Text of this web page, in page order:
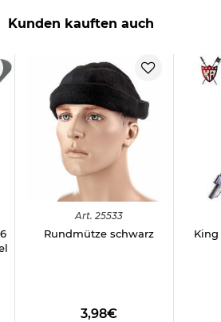
Kunden kauften auch
Art. 25533
Rundmütze schwarz
3,98€
King